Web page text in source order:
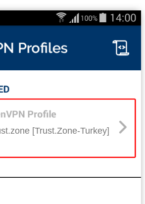
[Trust.Zone-Turkey]